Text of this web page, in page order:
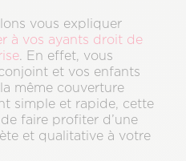
vous expliquer
à vos ayants droit de
. En effet, vous
et vos enfants
même couverture
simple et rapide, cette
faire profiter d’une
et qualitative à votre